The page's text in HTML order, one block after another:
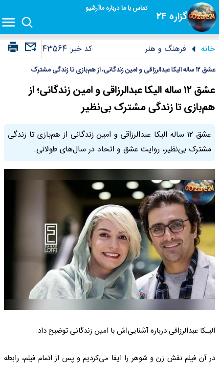
گزاره ۲۴
تماس با مادرباره ماآرشیو
خانه فرهنگ و هنر کد خبر:43564
عشق ۱۲ ساله الیکا عبدالرزاقی و امین زندگانی، از هم‌بازی تا زندگی مشترک
عشق ۱۲ ساله الیکا عبدالرزاقی و امین زندگانی؛ از
هم‌بازی تا زندگی مشترک بی‌نظیر
عشق ۱۲ ساله الیکا عبدالرزاقی و امین زندگانی از هم‌بازی تا زندگی
مشترک بی‌نظیر، روایت عشق و اتحاد در سال‌های طولانی.
الیـکا عبدالرزاقی درباره آشنایی‌اش با امین زندگانی توضیح داد:
در آن فیلم نقش زن و شوهر را ایفا می‌کردیم و پس از اتمام فیلم، رابطه